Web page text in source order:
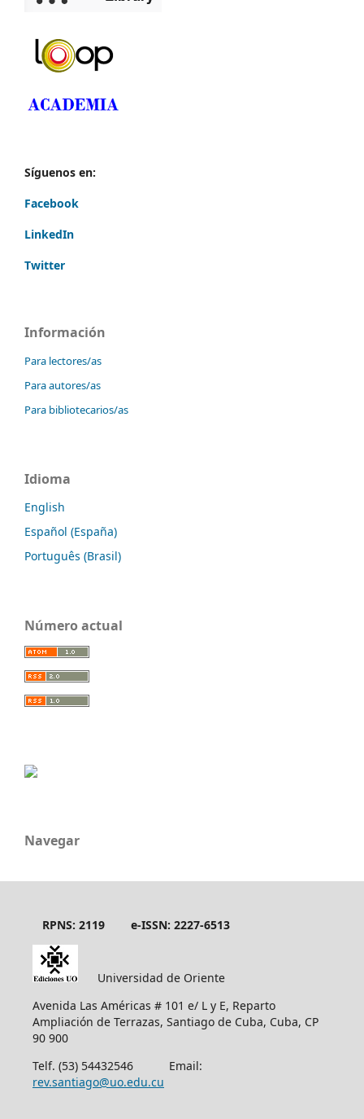
Síguenos en:
Facebook
LinkedIn
Twitter
Información
Para lectores/as
Para autores/as
Para bibliotecarios/as
Idioma
English
Español (España)
Português (Brasil)
Número actual
Navegar
RPNS: 2119 e-ISSN: 2227-6513
Universidad de Oriente
Avenida Las Américas # 101 e/ L y E, Reparto
Ampliación de Terrazas, Santiago de Cuba, Cuba, CP
90 900
Telf. (53) 54432546 Email:
rev.santiago@uo.edu.cu